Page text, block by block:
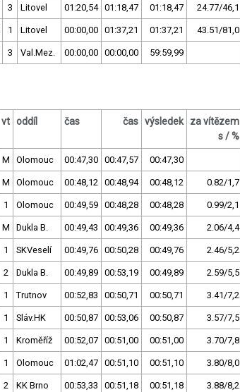
3 Litovel 01:20,54 01:18,47 01:18,47 24.77/46,1
1 Litovel 00:00,00 01:37,21 01:37,21 43.51/81,0
3 Val.Mez. 00:00,00 00:00,00 59:59,99
vt oddíl čas čas výsledek
za vítězem
s / %
M Olomouc 00:47,30 00:47,57 00:47,30
M Olomouc 00:48,12 00:48,94 00:48,12 0.82/1,7
1 Olomouc 00:49,59 00:48,28 00:48,28 0.99/2,1
M Dukla B. 00:49,43 00:49,36 00:49,36 2.06/4,4
1 SKVeselí 00:49,76 00:50,28 00:49,76 2.46/5,2
2 Dukla B. 00:49,89 00:53,19 00:49,89 2.59/5,5
1 Trutnov 00:52,83 00:50,71 00:50,71 3.41/7,2
1 Sláv.HK 00:50,87 00:53,06 00:50,87 3.57/7,5
1 Kroměříž 00:52,07 00:51,00 00:51,00 3.70/7,8
1 Olomouc 01:02,47 00:51,10 00:51,10 3.80/8,0
2 KK Brno 00:53,33 00:51,18 00:51,18 3.88/8,2